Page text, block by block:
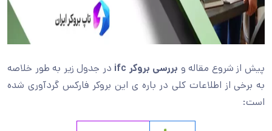
پیش از شروع مقاله و بررسی بروکر ifc
در جدول زیر به طور خلاصه
به برخی از اطلاعات کلی در باره ی این بروکر فارکس گردآوری شده
است: